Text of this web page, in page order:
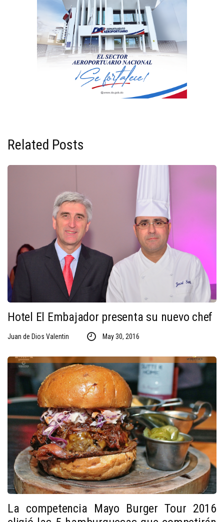
Related Posts
Hotel El Embajador presenta su nuevo chef
Juan de Dios Valentin May 30, 2016
La competencia Mayo Burger Tour 2016